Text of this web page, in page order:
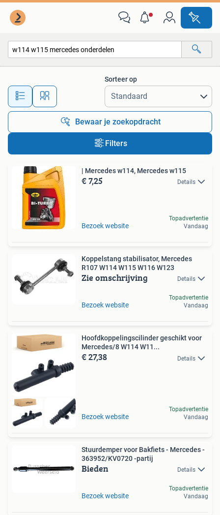
Alle afstanden…
Sorteer op
Bewaar je zoekopdracht
Filters
| Mercedes w114, Mercedes w115
€ 7,25 Details
Bezoek website
Topadvertentie
Vandaag
Koppelstang stabilisator, Mercedes
R107 W114 W115 W116 W123
Zie omschrijving Details
Bezoek website
Topadvertentie
Vandaag
Hoofdkoppelingscilinder geschikt voor
Mercedes/8 W114 W11...
€ 27,38 Details
Bezoek website
Topadvertentie
Vandaag
Stuurdemper voor Bakfiets - Mercedes -
363952/KV0720 -partij
Bieden Details
Bezoek website
Topadvertentie
Vandaag